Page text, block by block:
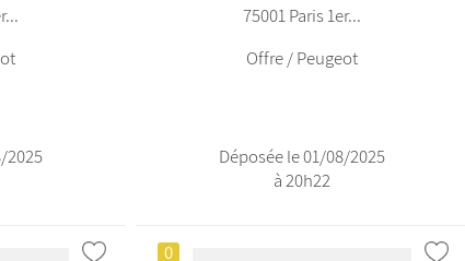
2025
75001 Paris 1er...
Offre / Peugeot
Déposée le 01/08/2025
à 20h22
0